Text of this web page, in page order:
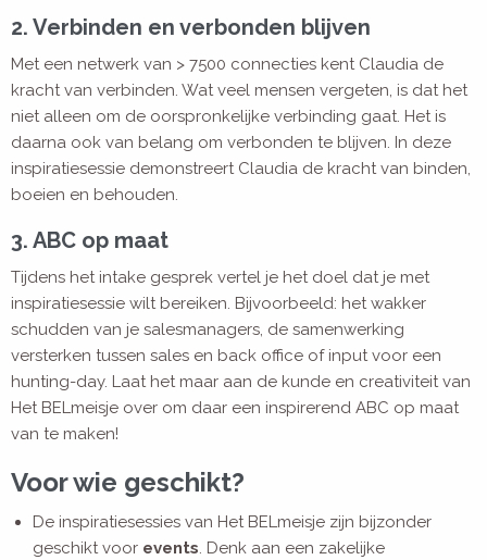
2. Verbinden en verbonden blijven
Met een netwerk van > 7500 connecties kent Claudia de
kracht van verbinden. Wat veel mensen vergeten, is dat het
niet alleen om de oorspronkelijke verbinding gaat. Het is
daarna ook van belang om verbonden te blijven. In deze
inspiratiesessie demonstreert Claudia de kracht van binden,
boeien en behouden.
3. ABC op maat
Tijdens het intake gesprek vertel je het doel dat je met
inspiratiesessie wilt bereiken. Bijvoorbeeld: het wakker
schudden van je salesmanagers, de samenwerking
versterken tussen sales en back office of input voor een
hunting-day. Laat het maar aan de kunde en creativiteit van
Het BELmeisje over om daar een inspirerend ABC op maat
van te maken!
Voor wie geschikt?
De inspiratiesessies van Het BELmeisje zijn bijzonder
geschikt voor events. Denk aan een zakelijke